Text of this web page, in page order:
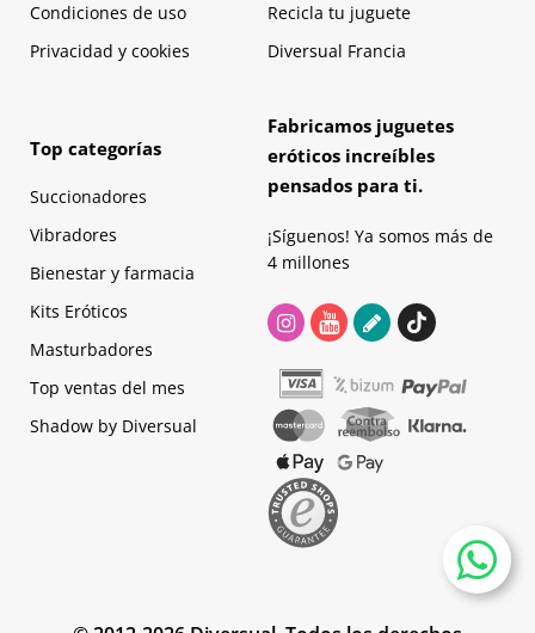
Condiciones de uso
Privacidad y cookies
Recicla tu juguete
Diversual Francia
Top categorías
Succionadores
Vibradores
Bienestar y farmacia
Kits Eróticos
Masturbadores
Top ventas del mes
Shadow by Diversual
Fabricamos juguetes
eróticos increíbles
pensados para ti.
¡Síguenos! Ya somos más de
4 millones